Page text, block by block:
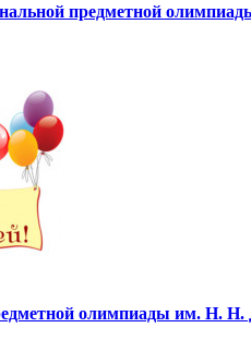
предметной
олимпиады им. Н. Н.